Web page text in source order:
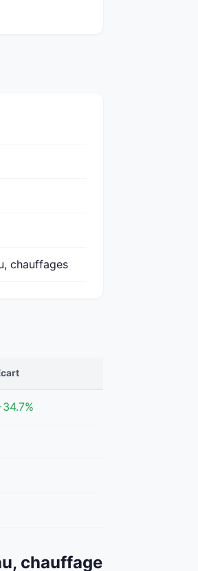
chauffages
chauffage